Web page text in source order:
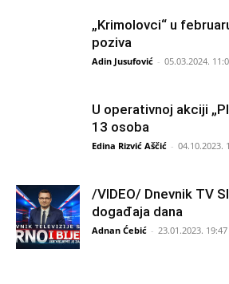
„Krimolovci“ u
poziva
Adin Jusufović - 05.03.2024.
U operativnoj akciji
13 osoba
Edina Rizvić Aščić - 04.10.2023.
/VIDEO/ Dnevnik TV
događaja dana
Adnan Ćebić - 23.01.2023. 19:47